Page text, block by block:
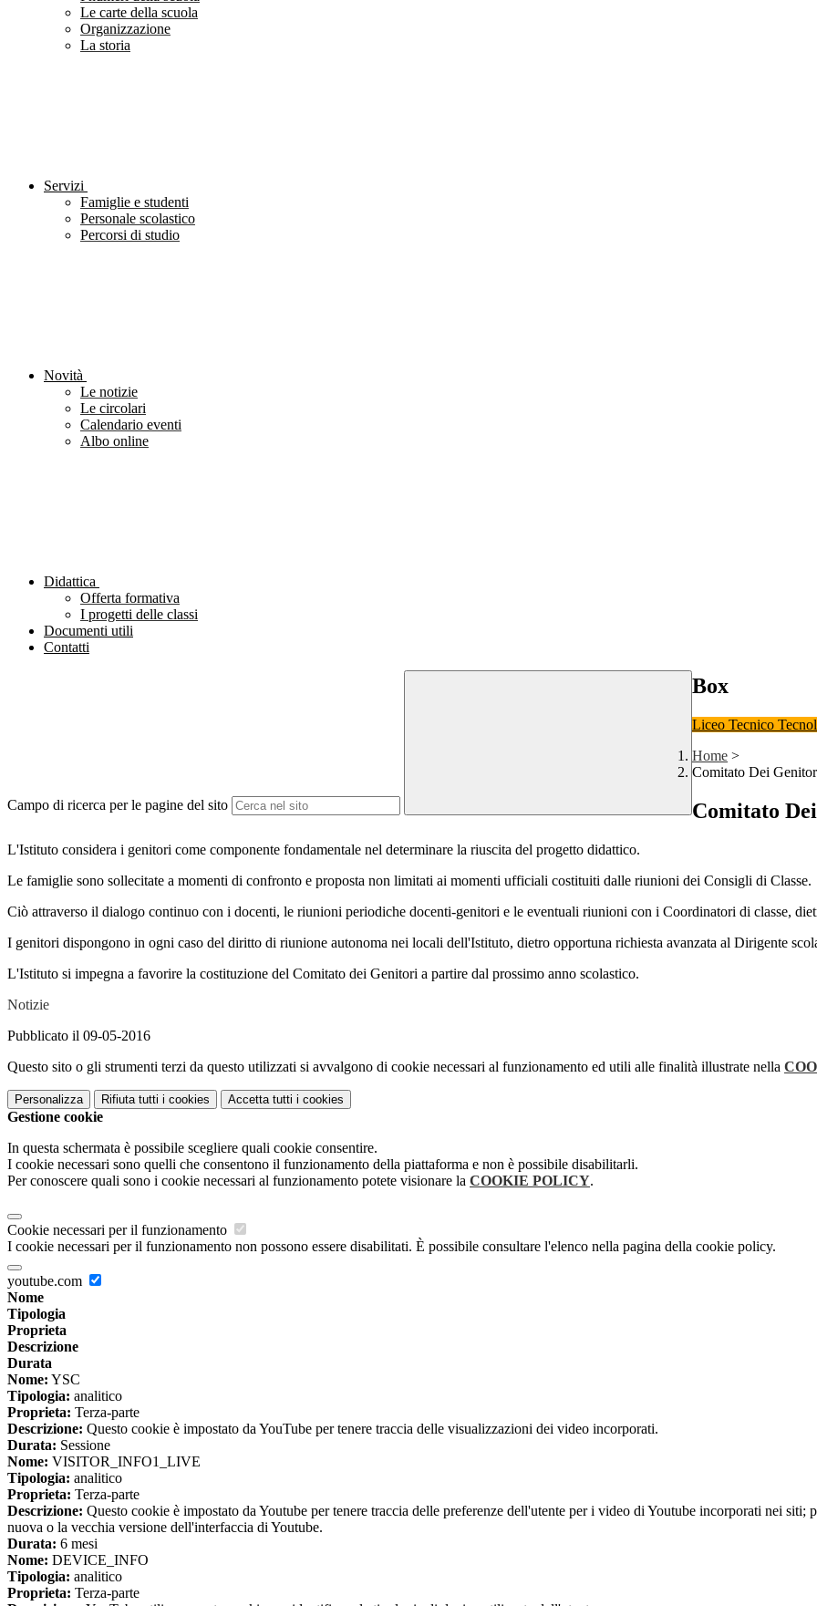
Le carte della scuola
Organizzazione
La storia
Servizi
Famiglie e studenti
Personale scolastico
Percorsi di studio
Novità
Le notizie
Le circolari
Calendario eventi
Albo online
Didattica
Offerta formativa
I progetti delle classi
Documenti utili
Contatti
Campo di ricerca per le pagine del sito
Box
Liceo Tecnico
Home >
Comitato Dei
Comitato
L'Istituto considera i genitori come componente fondamentale nel determinare la riuscita del progetto didattico.
Le famiglie sono sollecitate a momenti di confronto e proposta non limitati ai momenti ufficiali costituiti dalle riunioni dei Consigli di Classe.
Ciò attraverso il dialogo continuo con i docenti, le riunioni periodiche docenti-genitori e le eventuali riunioni con i Coordinatori di classe,
I genitori dispongono in ogni caso del diritto di riunione autonoma nei locali dell'Istituto, dietro opportuna richiesta avanzata al Dirigente
L'Istituto si impegna a favorire la costituzione del Comitato dei Genitori a partire dal prossimo anno scolastico.
Notizie
Pubblicato il 09-05-2016
Questo sito o gli strumenti terzi da questo utilizzati si avvalgono di cookie necessari al funzionamento ed utili alle finalità illustrate nella
Personalizza Rifiuta tutti i cookies Accetta tutti i cookies
Gestione cookie
In questa schermata è possibile scegliere quali cookie consentire.
I cookie necessari sono quelli che consentono il funzionamento della piattaforma e non è possibile disabilitarli.
Per conoscere quali sono i cookie necessari al funzionamento potete visionare la COOKIE POLICY.
Cookie necessari per il funzionamento
I cookie necessari per il funzionamento non possono essere disabilitati. È possibile consultare l'elenco nella pagina della cookie policy.
youtube.com
Nome
Tipologia
Proprieta
Descrizione
Durata
Nome: YSC
Tipologia: analitico
Proprieta: Terza-parte
Descrizione: Questo cookie è impostato da YouTube per tenere traccia delle visualizzazioni dei video incorporati.
Durata: Sessione
Nome: VISITOR_INFO1_LIVE
Tipologia: analitico
Proprieta: Terza-parte
Descrizione: Questo cookie è impostato da Youtube per tenere traccia delle preferenze dell'utente per i video di Youtube incorporati nei
nuova o la vecchia versione dell'interfaccia di Youtube.
Durata: 6 mesi
Nome: DEVICE_INFO
Tipologia: analitico
Proprieta: Terza-parte